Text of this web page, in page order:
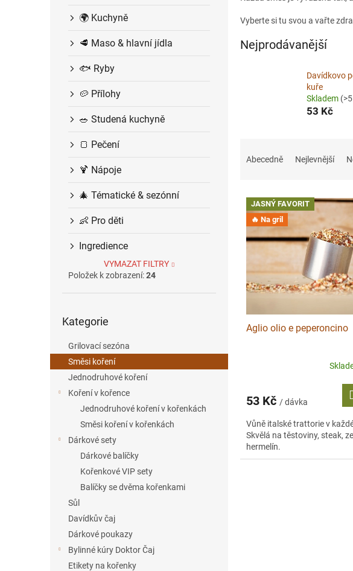
🌍 Kuchyně
🥩 Maso & hlavní jídla
🐟 Ryby
🥔 Přílohy
🥗 Studená kuchyně
🍞 Pečení
🍹 Nápoje
🎄 Tématické & sezónní
👶 Pro děti
Ingredience
VYMAZAT FILTRY
Položek k zobrazení:24
kategorie
Kategorie
Grilovací sezóna
Směsi koření
Jednodruhové koření
Koření v kořence
Jednodruhové koření v kořenkách
Směsi koření v kořenkách
Dárkové sety
Dárkové balíčky
Kořenkové VIP sety
Balíčky se dvěma kořenkami
Sůl
Davídkův čaj
Dárkové poukazy
Bylinné kúry Doktor Čaj
Etikety na kořenky
Vyberte si tu svou a vařte
Nejprodávanější
Davídkovo
kuře
Skladem
53 Kč
Abecedně Nejlevnější
V JASNÝ FAVORIT
🔥 Na gril
Aglio olio e peperoncino
53 Kč / dávka
Vůně italské trattorie v
Skvělá na těstoviny, steak,
hermelín.